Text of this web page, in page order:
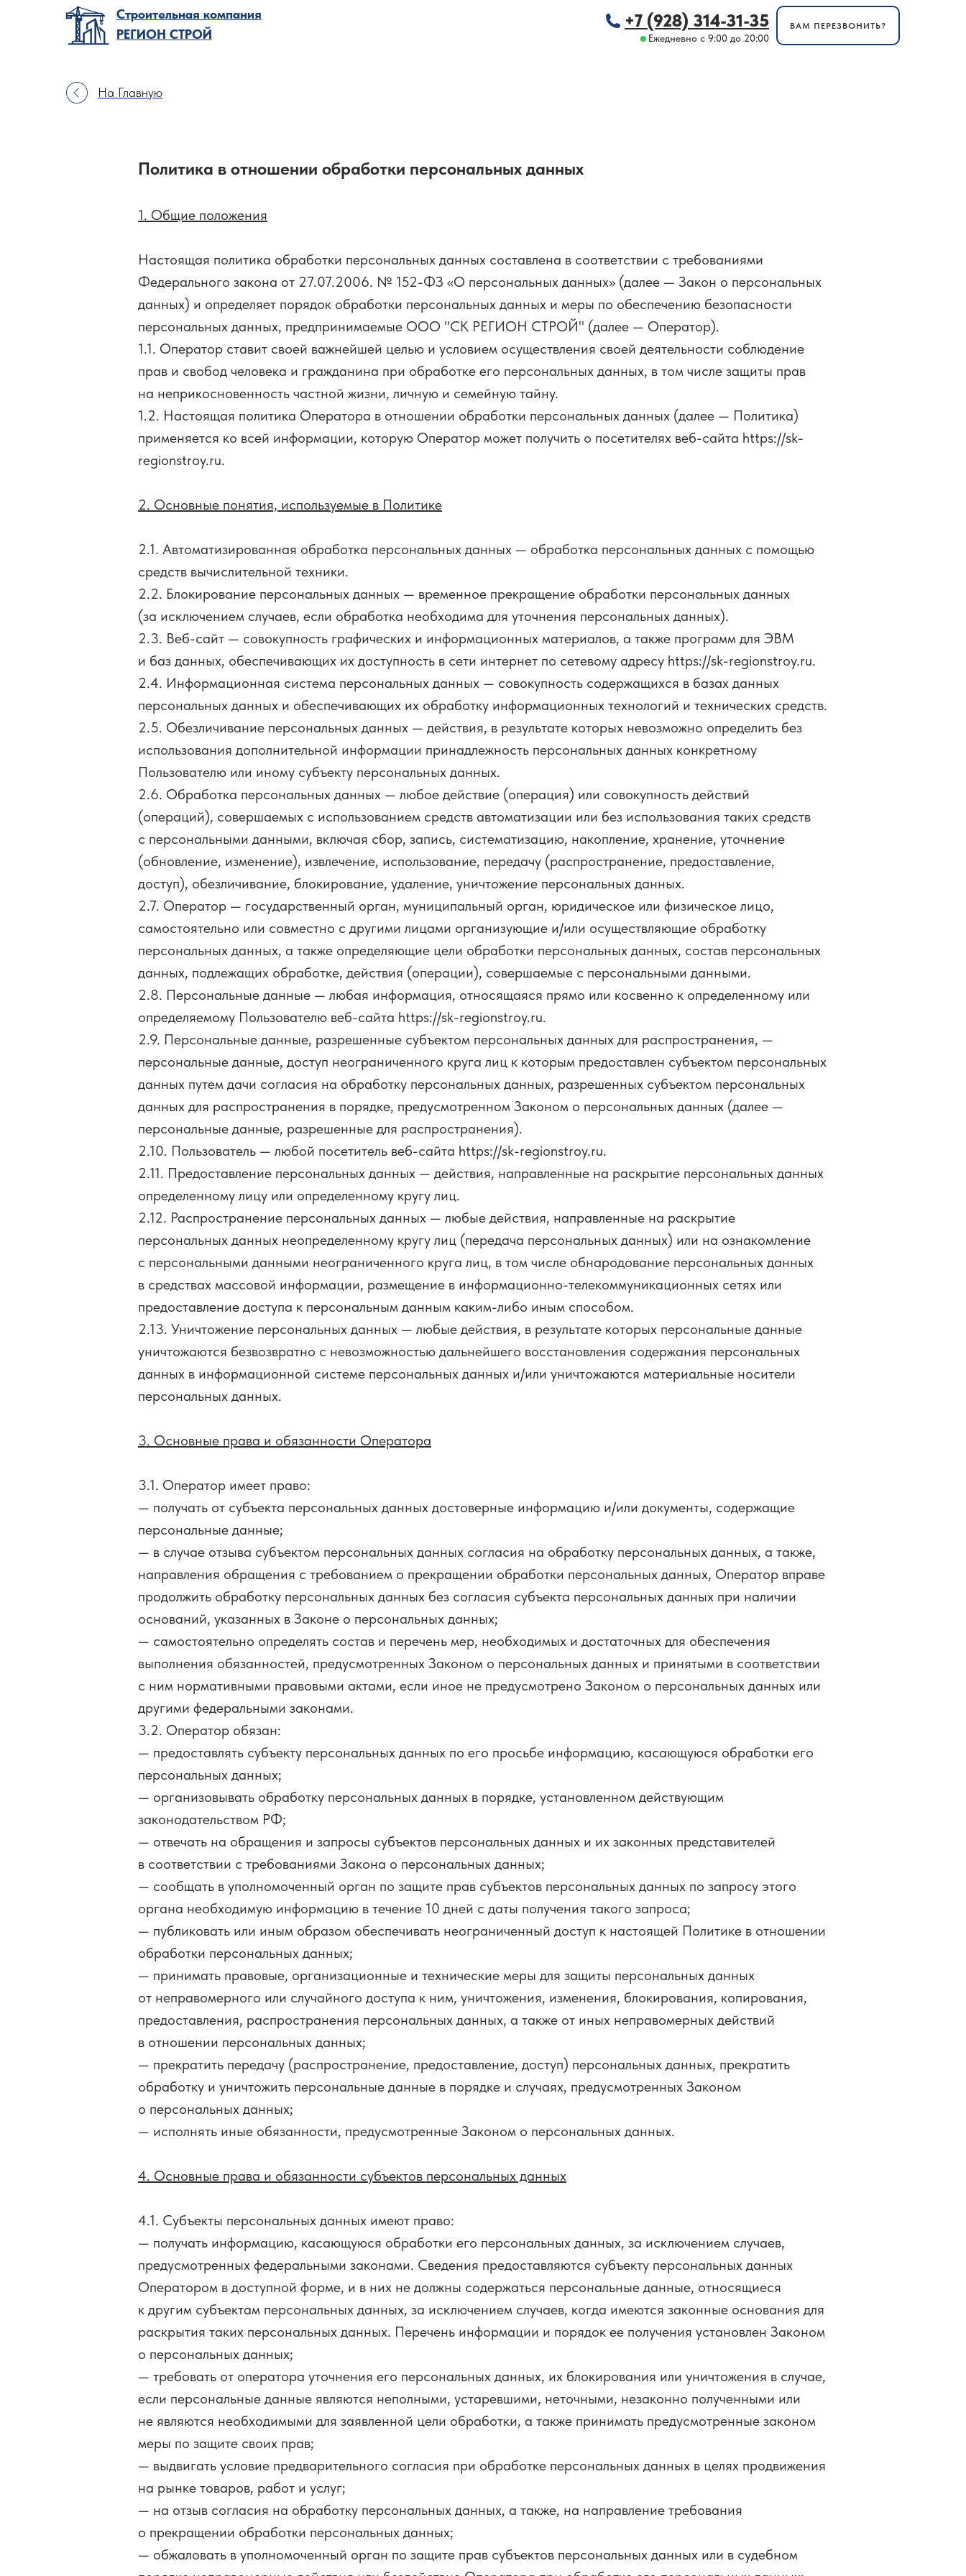
Строительная компания
РЕГИОН СТРОЙ
+7 (928) 314-31-35
Ежедневно с 9:00 до 20:00
ВАМ ПЕРЕЗВОНИТЬ?
На Главную
Политика в отношении обработки персональных данных
1. Общие положения
Настоящая политика обработки персональных данных составлена в соответствии с требованиями
Федерального закона от 27.07.2006. № 152-ФЗ «О персональных данных» (далее — Закон о персональных
данных) и определяет порядок обработки персональных данных и меры по обеспечению безопасности
персональных данных, предпринимаемые ООО "СК РЕГИОН СТРОЙ" (далее — Оператор).
1.1. Оператор ставит своей важнейшей целью и условием осуществления своей деятельности соблюдение
прав и свобод человека и гражданина при обработке его персональных данных, в том числе защиты прав
на неприкосновенность частной жизни, личную и семейную тайну.
1.2. Настоящая политика Оператора в отношении обработки персональных данных (далее — Политика)
применяется ко всей информации, которую Оператор может получить о посетителях веб-сайта https://sk-
regionstroy.ru.
2. Основные понятия, используемые в Политике
2.1. Автоматизированная обработка персональных данных — обработка персональных данных с помощью
средств вычислительной техники.
2.2. Блокирование персональных данных — временное прекращение обработки персональных данных
(за исключением случаев, если обработка необходима для уточнения персональных данных).
2.3. Веб-сайт — совокупность графических и информационных материалов, а также программ для ЭВМ
и баз данных, обеспечивающих их доступность в сети интернет по сетевому адресу https://sk-regionstroy.ru.
2.4. Информационная система персональных данных — совокупность содержащихся в базах данных
персональных данных и обеспечивающих их обработку информационных технологий и технических средств.
2.5. Обезличивание персональных данных — действия, в результате которых невозможно определить без
использования дополнительной информации принадлежность персональных данных конкретному
Пользователю или иному субъекту персональных данных.
2.6. Обработка персональных данных — любое действие (операция) или совокупность действий
(операций), совершаемых с использованием средств автоматизации или без использования таких средств
с персональными данными, включая сбор, запись, систематизацию, накопление, хранение, уточнение
(обновление, изменение), извлечение, использование, передачу (распространение, предоставление,
доступ), обезличивание, блокирование, удаление, уничтожение персональных данных.
2.7. Оператор — государственный орган, муниципальный орган, юридическое или физическое лицо,
самостоятельно или совместно с другими лицами организующие и/или осуществляющие обработку
персональных данных, а также определяющие цели обработки персональных данных, состав персональных
данных, подлежащих обработке, действия (операции), совершаемые с персональными данными.
2.8. Персональные данные — любая информация, относящаяся прямо или косвенно к определенному или
определяемому Пользователю веб-сайта https://sk-regionstroy.ru.
2.9. Персональные данные, разрешенные субъектом персональных данных для распространения, —
персональные данные, доступ неограниченного круга лиц к которым предоставлен субъектом персональных
данных путем дачи согласия на обработку персональных данных, разрешенных субъектом персональных
данных для распространения в порядке, предусмотренном Законом о персональных данных (далее —
персональные данные, разрешенные для распространения).
2.10. Пользователь — любой посетитель веб-сайта https://sk-regionstroy.ru.
2.11. Предоставление персональных данных — действия, направленные на раскрытие персональных данных
определенному лицу или определенному кругу лиц.
2.12. Распространение персональных данных — любые действия, направленные на раскрытие
персональных данных неопределенному кругу лиц (передача персональных данных) или на ознакомление
с персональными данными неограниченного круга лиц, в том числе обнародование персональных данных
в средствах массовой информации, размещение в информационно-телекоммуникационных сетях или
предоставление доступа к персональным данным каким-либо иным способом.
2.13. Уничтожение персональных данных — любые действия, в результате которых персональные данные
уничтожаются безвозвратно с невозможностью дальнейшего восстановления содержания персональных
данных в информационной системе персональных данных и/или уничтожаются материальные носители
персональных данных.
3. Основные права и обязанности Оператора
3.1. Оператор имеет право:
— получать от субъекта персональных данных достоверные информацию и/или документы, содержащие
персональные данные;
— в случае отзыва субъектом персональных данных согласия на обработку персональных данных, а также,
направления обращения с требованием о прекращении обработки персональных данных, Оператор вправе
продолжить обработку персональных данных без согласия субъекта персональных данных при наличии
оснований, указанных в Законе о персональных данных;
— самостоятельно определять состав и перечень мер, необходимых и достаточных для обеспечения
выполнения обязанностей, предусмотренных Законом о персональных данных и принятыми в соответствии
с ним нормативными правовыми актами, если иное не предусмотрено Законом о персональных данных или
другими федеральными законами.
3.2. Оператор обязан:
— предоставлять субъекту персональных данных по его просьбе информацию, касающуюся обработки его
персональных данных;
— организовывать обработку персональных данных в порядке, установленном действующим
законодательством РФ;
— отвечать на обращения и запросы субъектов персональных данных и их законных представителей
в соответствии с требованиями Закона о персональных данных;
— сообщать в уполномоченный орган по защите прав субъектов персональных данных по запросу этого
органа необходимую информацию в течение 10 дней с даты получения такого запроса;
— публиковать или иным образом обеспечивать неограниченный доступ к настоящей Политике в отношении
обработки персональных данных;
— принимать правовые, организационные и технические меры для защиты персональных данных
от неправомерного или случайного доступа к ним, уничтожения, изменения, блокирования, копирования,
предоставления, распространения персональных данных, а также от иных неправомерных действий
в отношении персональных данных;
— прекратить передачу (распространение, предоставление, доступ) персональных данных, прекратить
обработку и уничтожить персональные данные в порядке и случаях, предусмотренных Законом
о персональных данных;
— исполнять иные обязанности, предусмотренные Законом о персональных данных.
4. Основные права и обязанности субъектов персональных данных
4.1. Субъекты персональных данных имеют право:
— получать информацию, касающуюся обработки его персональных данных, за исключением случаев,
предусмотренных федеральными законами. Сведения предоставляются субъекту персональных данных
Оператором в доступной форме, и в них не должны содержаться персональные данные, относящиеся
к другим субъектам персональных данных, за исключением случаев, когда имеются законные основания для
раскрытия таких персональных данных. Перечень информации и порядок ее получения установлен Законом
о персональных данных;
— требовать от оператора уточнения его персональных данных, их блокирования или уничтожения в случае,
если персональные данные являются неполными, устаревшими, неточными, незаконно полученными или
не являются необходимыми для заявленной цели обработки, а также принимать предусмотренные законом
меры по защите своих прав;
— выдвигать условие предварительного согласия при обработке персональных данных в целях продвижения
на рынке товаров, работ и услуг;
— на отзыв согласия на обработку персональных данных, а также, на направление требования
о прекращении обработки персональных данных;
— обжаловать в уполномоченный орган по защите прав субъектов персональных данных или в судебном